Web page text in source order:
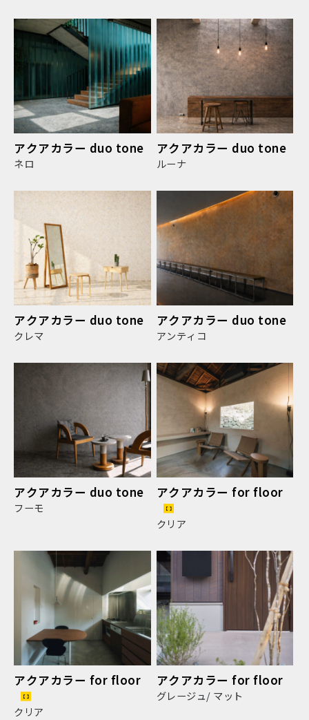
アクアカラー duo tone
ネロ
アクアカラー duo tone
ルーナ
アクアカラー duo tone
クレマ
アクアカラー duo tone
アンティコ
アクアカラー duo tone
フーモ
アクアカラー for floor
クリア
アクアカラー for floor
クリア
アクアカラー for floor
グレージュ/ マット